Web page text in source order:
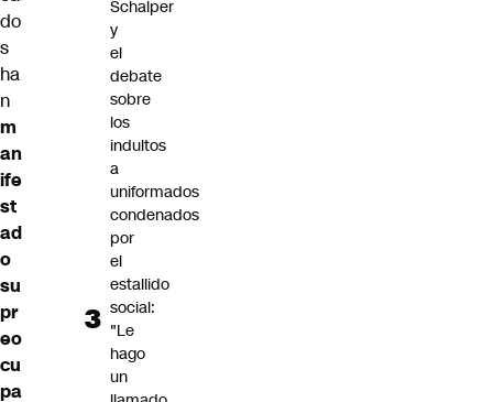
do
s
ha
n
m
an
ife
st
ad
o
su
pr
eo
cu
pa
Schalper
y
el
debate
sobre
los
indultos
a
uniformados
condenados
por
el
estallido
social:
"Le
hago
un